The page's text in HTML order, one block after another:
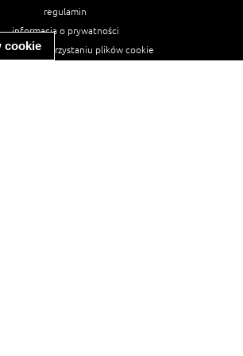
cookie
regulamin
informacja o prywatności
o wykorzystaniu plików cookie